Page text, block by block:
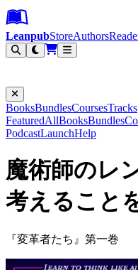
Leanpub Header
Leanpub
Skip to main content
Go to Leanpub.com
LeanpubStoreAuthors
BooksBundlesCoursesTracks
FeaturedAllBooksBundles
PodcastLaunchHelp
魔術師のレ
考えること
『変革者たち』第一巻